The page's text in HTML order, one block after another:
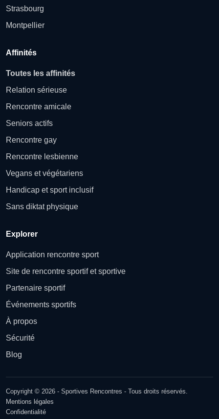
Strasbourg
Montpellier
Affinités
Toutes les affinités
Relation sérieuse
Rencontre amicale
Seniors actifs
Rencontre gay
Rencontre lesbienne
Vegans et végétariens
Handicap et sport inclusif
Sans diktat physique
Explorer
Application rencontre sport
Site de rencontre sportif et sportive
Partenaire sportif
Événements sportifs
À propos
Sécurité
Blog
Copyright © 2026 - Sportives Rencontres - Tous droits réservés.
Mentions légales
Confidentialité